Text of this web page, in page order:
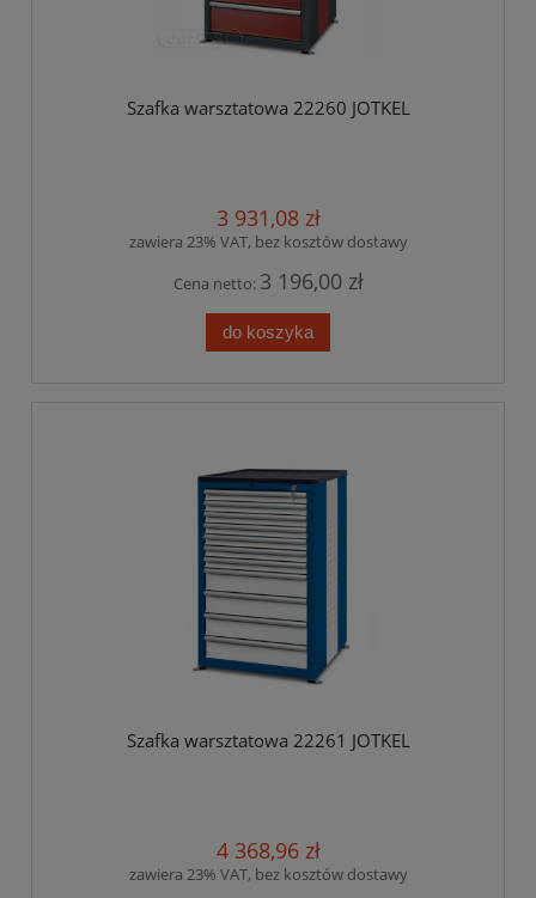
Szafka warsztatowa 22260 JOTKEL
3 931,08 zł
zawiera 23% VAT, bez kosztów dostawy
Cena netto: 3 196,00 zł
do koszyka
Szafka warsztatowa 22261 JOTKEL
4 368,96 zł
zawiera 23% VAT, bez kosztów dostawy